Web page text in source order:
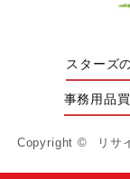
スターズ
事務用品
Copyright © リサ